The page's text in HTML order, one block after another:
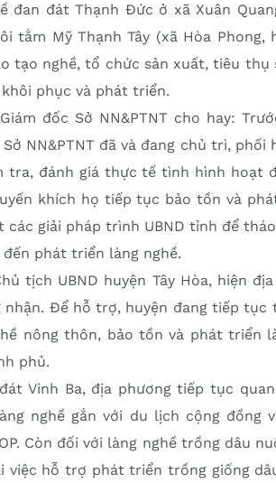
đan đát Thạnh Đức ở xã Xuân
tằm Mỹ Thạnh Tây (xã Hòa Phong,
tạo nghề, tổ chức sản xuất, tiêu thụ
phục và phát triển.
đốc Sở NN&PTNT cho hay:
NN&PTNT đã và đang chủ trì, phối
tra, đánh giá thực tế tình hình hoạt
khích họ tiếp tục bảo tồn và
các giải pháp trình UBND tỉnh để
phát triển làng nghề.
tịch UBND huyện Tây Hòa, hiện
Để hỗ trợ, huyện đang tiếp tục
nông thôn, bảo tồn và phát triển
phủ.
Vinh Ba, địa phương tiếp tục
nghề gắn với du lịch cộng đồng
Còn đối với làng nghề trồng dâu
việc hỗ trợ phát triển trồng giống